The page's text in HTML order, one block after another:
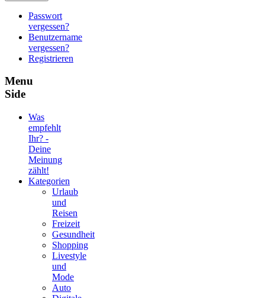
Passwort
vergessen?
Benutzername
vergessen?
Registrieren
Menu
Side
Was
empfehlt
Ihr? -
Deine
Meinung
zählt!
Kategorien
Urlaub
und
Reisen
Freizeit
Gesundheit
Shopping
Livestyle
und
Mode
Auto